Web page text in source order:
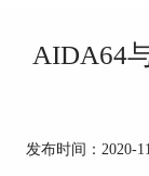
AIDA64
发布时间：2020-